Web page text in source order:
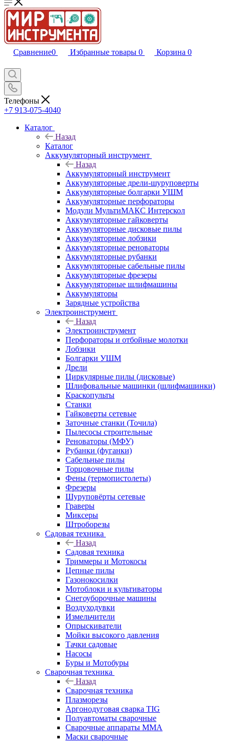
Сравнение0 Избранные товары 0 Корзина 0
Телефоны
+7 913-075-4040
Каталог
Назад
Каталог
Аккумуляторный инструмент
Назад
Аккумуляторный инструмент
Аккумуляторные дрели-шуруповерты
Аккумуляторные болгарки УШМ
Аккумуляторные перфораторы
Модули МультиМАКС Интерскол
Аккумуляторные гайковерты
Аккумуляторные дисковые пилы
Аккумуляторные лобзики
Аккумуляторные реноваторы
Аккумуляторные рубанки
Аккумуляторные сабельные пилы
Аккумуляторные фрезеры
Аккумуляторные шлифмашины
Аккумуляторы
Зарядные устройства
Электроинструмент
Назад
Электроинструмент
Перфораторы и отбойные молотки
Лобзики
Болгарки УШМ
Дрели
Циркулярные пилы (дисковые)
Шлифовальные машинки (шлифмашинки)
Краскопульты
Станки
Гайковерты сетевые
Заточные станки (Точила)
Пылесосы строительные
Реноваторы (МФУ)
Рубанки (фуганки)
Сабельные пилы
Торцовочные пилы
Фены (термопистолеты)
Фрезеры
Шуруповёрты сетевые
Граверы
Миксеры
Штроборезы
Садовая техника
Назад
Садовая техника
Триммеры и Мотокосы
Цепные пилы
Газонокосилки
Мотоблоки и культиваторы
Снегоуборочные машины
Воздуходувки
Измельчители
Опрыскиватели
Мойки высокого давления
Тачки садовые
Насосы
Буры и Мотобуры
Сварочная техника
Назад
Сварочная техника
Плазморезы
Аргонодуговая сварка TIG
Полуавтоматы сварочные
Сварочные аппараты ММА
Маски сварочные